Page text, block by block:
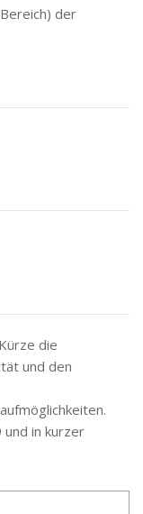
der
die
und den
und in kurzer